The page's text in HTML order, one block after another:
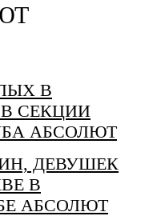
В
СЕКЦИИ
АБСОЛЮТ
ДЕВУШЕК
В
АБСОЛЮТ